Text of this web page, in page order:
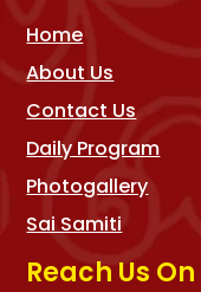
Home
About Us
Contact Us
Daily Program
Photogallery
Sai Samiti
Reach Us On